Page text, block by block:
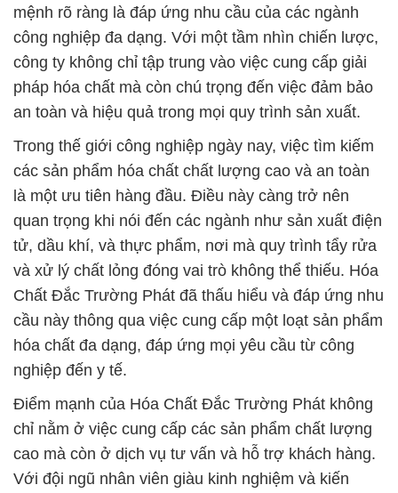
mệnh rõ ràng là đáp ứng nhu cầu của các ngành
công nghiệp đa dạng. Với một tầm nhìn chiến lược,
công ty không chỉ tập trung vào việc cung cấp giải
pháp hóa chất mà còn chú trọng đến việc đảm bảo
an toàn và hiệu quả trong mọi quy trình sản xuất.
Trong thế giới công nghiệp ngày nay, việc tìm kiếm
các sản phẩm hóa chất chất lượng cao và an toàn
là một ưu tiên hàng đầu. Điều này càng trở nên
quan trọng khi nói đến các ngành như sản xuất điện
tử, dầu khí, và thực phẩm, nơi mà quy trình tẩy rửa
và xử lý chất lỏng đóng vai trò không thể thiếu. Hóa
Chất Đắc Trường Phát đã thấu hiểu và đáp ứng nhu
cầu này thông qua việc cung cấp một loạt sản phẩm
hóa chất đa dạng, đáp ứng mọi yêu cầu từ công
nghiệp đến y tế.
Điểm mạnh của Hóa Chất Đắc Trường Phát không
chỉ nằm ở việc cung cấp các sản phẩm chất lượng
cao mà còn ở dịch vụ tư vấn và hỗ trợ khách hàng.
Với đội ngũ nhân viên giàu kinh nghiệm và kiến